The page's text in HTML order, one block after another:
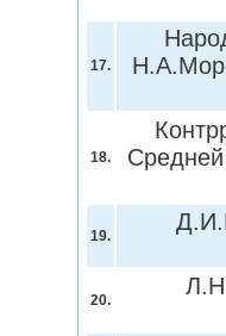
17.
18.
19.
20.